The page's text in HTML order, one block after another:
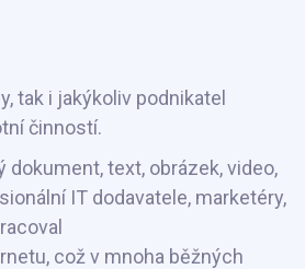
tak i jakýkoliv podnikatel
činností.
text, obrázek, video,
IT dodavatele, marketéry,
což v mnoha běžných